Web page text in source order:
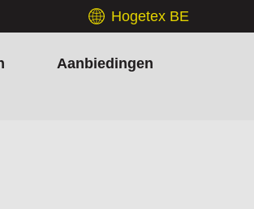
Hogetex BE
Aanbiedingen